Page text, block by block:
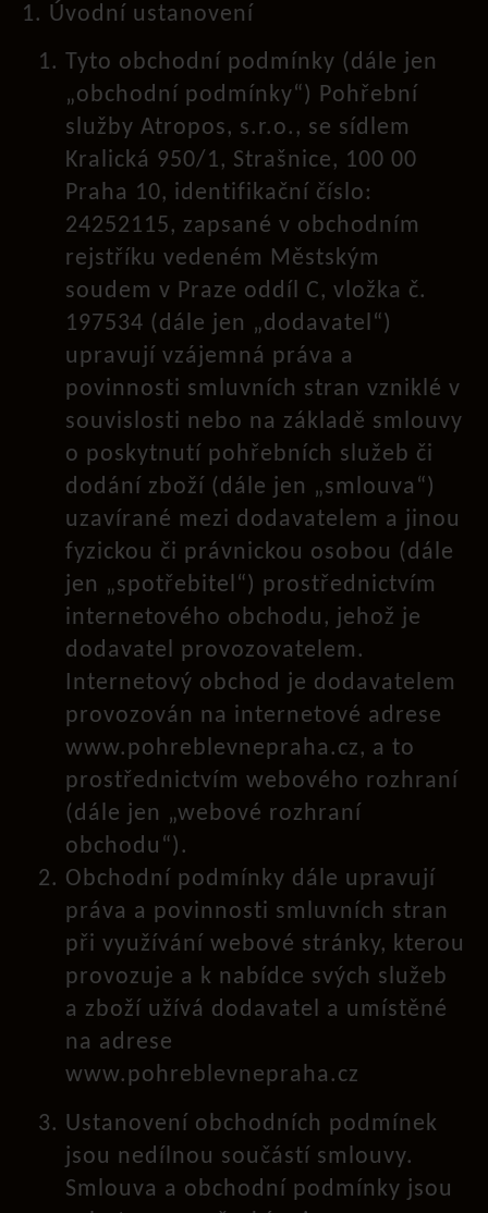
1. Úvodní ustanovení
Tyto obchodní podmínky (dále jen
„obchodní podmínky“) Pohřební
služby Atropos, s.r.o., se sídlem
Kralická 950/1, Strašnice, 100 00
Praha 10, identifikační číslo:
24252115, zapsané v obchodním
rejstříku vedeném Městským
soudem v Praze oddíl C, vložka č.
197534 (dále jen „dodavatel“)
upravují vzájemná práva a
povinnosti smluvních stran vzniklé v
souvislosti nebo na základě smlouvy
o poskytnutí pohřebních služeb či
dodání zboží (dále jen „smlouva“)
uzavírané mezi dodavatelem a jinou
fyzickou či právnickou osobou (dále
jen „spotřebitel“) prostřednictvím
internetového obchodu, jehož je
dodavatel provozovatelem.
Internetový obchod je dodavatelem
provozován na internetové adrese
www.pohreblevnepraha.cz, a to
prostřednictvím webového rozhraní
(dále jen „webové rozhraní
obchodu“).
Obchodní podmínky dále upravují
práva a povinnosti smluvních stran
při využívání webové stránky, kterou
provozuje a k nabídce svých služeb
a zboží užívá dodavatel a umístěné
na adrese
www.pohreblevnepraha.cz
Ustanovení obchodních podmínek
jsou nedílnou součástí smlouvy.
Smlouva a obchodní podmínky jsou